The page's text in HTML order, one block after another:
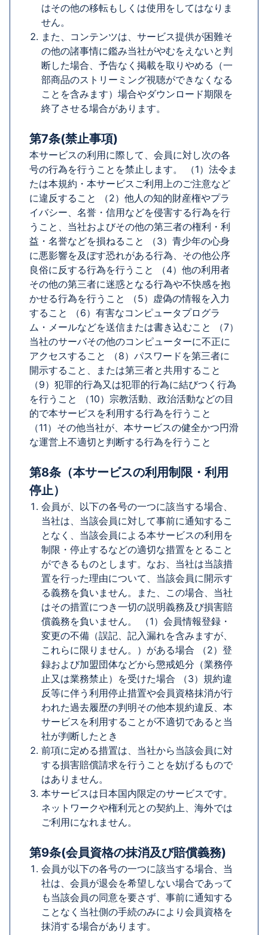
はその他の移転もしくは使用をしてはなりま
せん。
また、コンテンツは、サービス提供が困難そ
の他の諸事情に鑑み当社がやむをえないと判
断した場合、予告なく掲載を取りやめる（一
部商品のストリーミング視聴ができなくなる
ことを含みます）場合やダウンロード期限を
終了させる場合があります。
第7条(禁止事項)
本サービスの利用に際して、会員に対し次の各
号の行為を行うことを禁止します。 （1）法令ま
たは本規約・本サービスご利用上のご注意など
に違反すること （2）他人の知的財産権やプラ
イバシー、名誉・信用などを侵害する行為を行
うこと、当社およびその他の第三者の権利・利
益・名誉などを損ねること （3）青少年の心身
に悪影響を及ぼす恐れがある行為、その他公序
良俗に反する行為を行うこと （4）他の利用者
その他の第三者に迷惑となる行為や不快感を抱
かせる行為を行うこと （5）虚偽の情報を入力
すること （6）有害なコンピュータプログラ
ム・メールなどを送信または書き込むこと （7）
当社のサーバその他のコンピューターに不正に
アクセスすること （8）パスワードを第三者に
開示すること、または第三者と共用すること
（9）犯罪的行為又は犯罪的行為に結びつく行為
を行うこと （10）宗教活動、政治活動などの目
的で本サービスを利用する行為を行うこと
（11）その他当社が、本サービスの健全かつ円滑
な運営上不適切と判断する行為を行うこと
第8条（本サービスの利用制限・利用
停止）
会員が、以下の各号の一つに該当する場合、
当社は、当該会員に対して事前に通知するこ
となく、当該会員による本サービスの利用を
制限・停止するなどの適切な措置をとること
ができるものとします。なお、当社は当該措
置を行った理由について、当該会員に開示す
る義務を負いません。また、この場合、当社
はその措置につき一切の説明義務及び損害賠
償義務を負いません。 （1）会員情報登録・
変更の不備（誤記、記入漏れを含みますが、
これらに限りません。）がある場合 （2）登
録および加盟団体などから懲戒処分（業務停
止又は業務禁止）を受けた場合 （3）規約違
反等に伴う利用停止措置や会員資格抹消が行
われた過去履歴の判明その他本規約違反、本
サービスを利用することが不適切であると当
社が判断したとき
前項に定める措置は、当社から当該会員に対
する損害賠償請求を行うことを妨げるもので
はありません。
本サービスは日本国内限定のサービスです。
ネットワークや権利元との契約上、海外では
ご利用になれません。
第9条(会員資格の抹消及び賠償義務)
会員が以下の各号の一つに該当する場合、当
社は、会員が退会を希望しない場合であって
も当該会員の同意を要さず、事前に通知する
ことなく当社側の手続のみにより会員資格を
抹消する場合があります。